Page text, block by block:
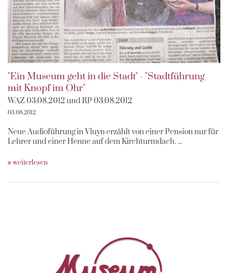
"Ein Museum geht in die Stadt" - "Stadtführung
mit Knopf im Ohr"
WAZ 03.08.2012 und RP 03.08.2012
03.08.2012
Neue Audioführung in Vluyn erzählt von einer Pension nur für
Lehrer und einer Henne auf dem Kirchturmdach. ...
weiterlesen